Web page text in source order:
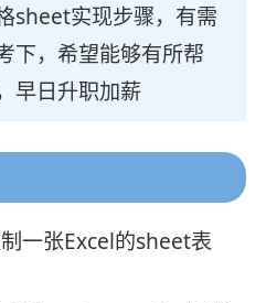
sheet实现步骤，有需
下，希望能够有所帮
早日升职加薪
一张Excel的sheet表